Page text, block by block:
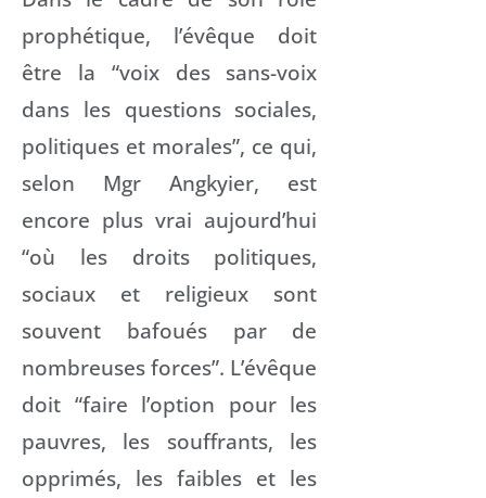
prophétique, l’évêque doit
être la “voix des sans-voix
dans les questions sociales,
politiques et morales”, ce qui,
selon Mgr Angkyier, est
encore plus vrai aujourd’hui
“où les droits politiques,
sociaux et religieux sont
souvent bafoués par de
nombreuses forces”. L’évêque
doit “faire l’option pour les
pauvres, les souffrants, les
opprimés, les faibles et les